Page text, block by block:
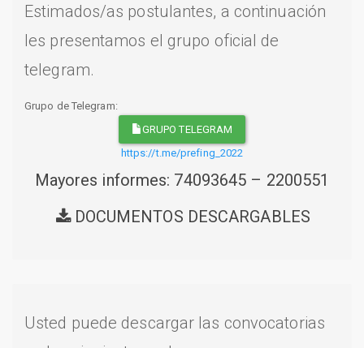
Estimados/as postulantes, a continuación
les presentamos el grupo oficial de
telegram.
Grupo de Telegram:
GRUPO TELEGRAM
https://t.me/prefing_2022
Mayores informes: 74093645 – 2200551
DOCUMENTOS DESCARGABLES
Usted puede descargar las convocatorias